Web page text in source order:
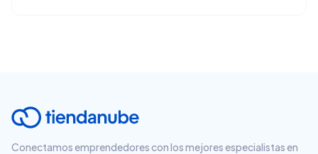
Conectamos emprendedores con los mejores especialistas en